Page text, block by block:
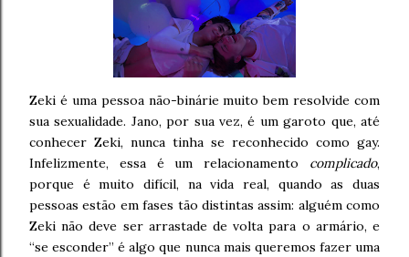
Zeki é uma pessoa não-binárie muito bem resolvide com
sua sexualidade. Jano, por sua vez, é um garoto que, até
conhecer Zeki, nunca tinha se reconhecido como gay.
Infelizmente, essa é um relacionamento complicado,
porque é muito difícil, na vida real, quando as duas
pessoas estão em fases tão distintas assim: alguém como
Zeki não deve ser arrastade de volta para o armário, e
“se esconder” é algo que nunca mais queremos fazer uma